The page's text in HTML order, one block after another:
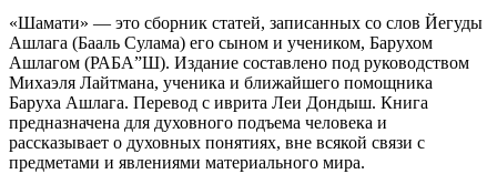
«Шамати» — это сборник статей, записанных со слов Йегуды
Ашлага (Бааль Сулама) его сыном и учеником, Барухом
Ашлагом (РАБА”Ш). Издание составлено под руководством
Михаэля Лайтмана, ученика и ближайшего помощника
Баруха Ашлага. Перевод с иврита Леи Дондыш. Книга
предназначена для духовного подъема человека и
рассказывает о духовных понятиях, вне всякой связи с
предметами и явлениями материального мира.